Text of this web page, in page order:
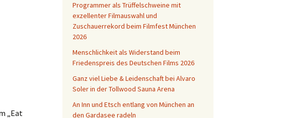
Vegetarisch in Kolumbien
„Eat
Programmer als Trüffelschweine mit
exzellenter Filmauswahl und
Zuschauerrekord beim Filmfest München
2026
Menschlichkeit als Widerstand beim
Friedenspreis des Deutschen Films 2026
Ganz viel Liebe & Leidenschaft bei Alvaro
Soler in der Tollwood Sauna Arena
An Inn und Etsch entlang von München an
den Gardasee radeln